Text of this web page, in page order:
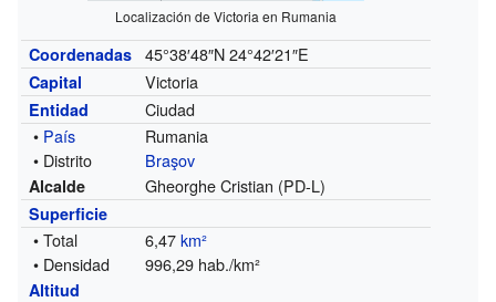
Localización de Victoria en Rumania
Coordenadas 45°38′48″N 24°42′21″E
Capital Victoria
Entidad
Ciudad
• País
Rumania
• Distrito
Braşov
Alcalde Gheorghe Cristian (PD-L)
Superficie
• Total 6,47km²
• Densidad
996,29 hab./km²
Altitud